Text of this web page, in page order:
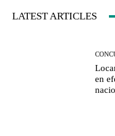
LATEST ARTICLES
en